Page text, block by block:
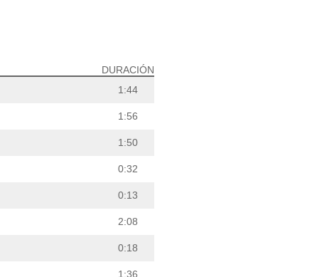
DURACIÓN
1:44
1:56
1:50
0:32
0:13
2:08
0:18
1:36